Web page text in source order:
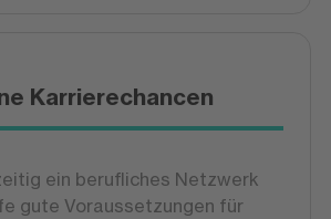
Karrierechancen
ein berufliches Netzwerk
gute Voraussetzungen für